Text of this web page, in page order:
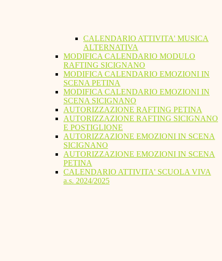
CALENDARIO ATTIVITA' MUSICA
ALTERNATIVA
MODIFICA CALENDARIO MODULO
RAFTING SICIGNANO
MODIFICA CALENDARIO EMOZIONI IN
SCENA PETINA
MODIFICA CALENDARIO EMOZIONI IN
SCENA SICIGNANO
AUTORIZZAZIONE RAFTING PETINA
AUTORIZZAZIONE RAFTING SICIGNANO
E POSTIGLIONE
AUTORIZZAZIONE EMOZIONI IN SCENA
SICIGNANO
AUTORIZZAZIONE EMOZIONI IN SCENA
PETINA
CALENDARIO ATTIVITA' SCUOLA VIVA
a.s. 2024/2025